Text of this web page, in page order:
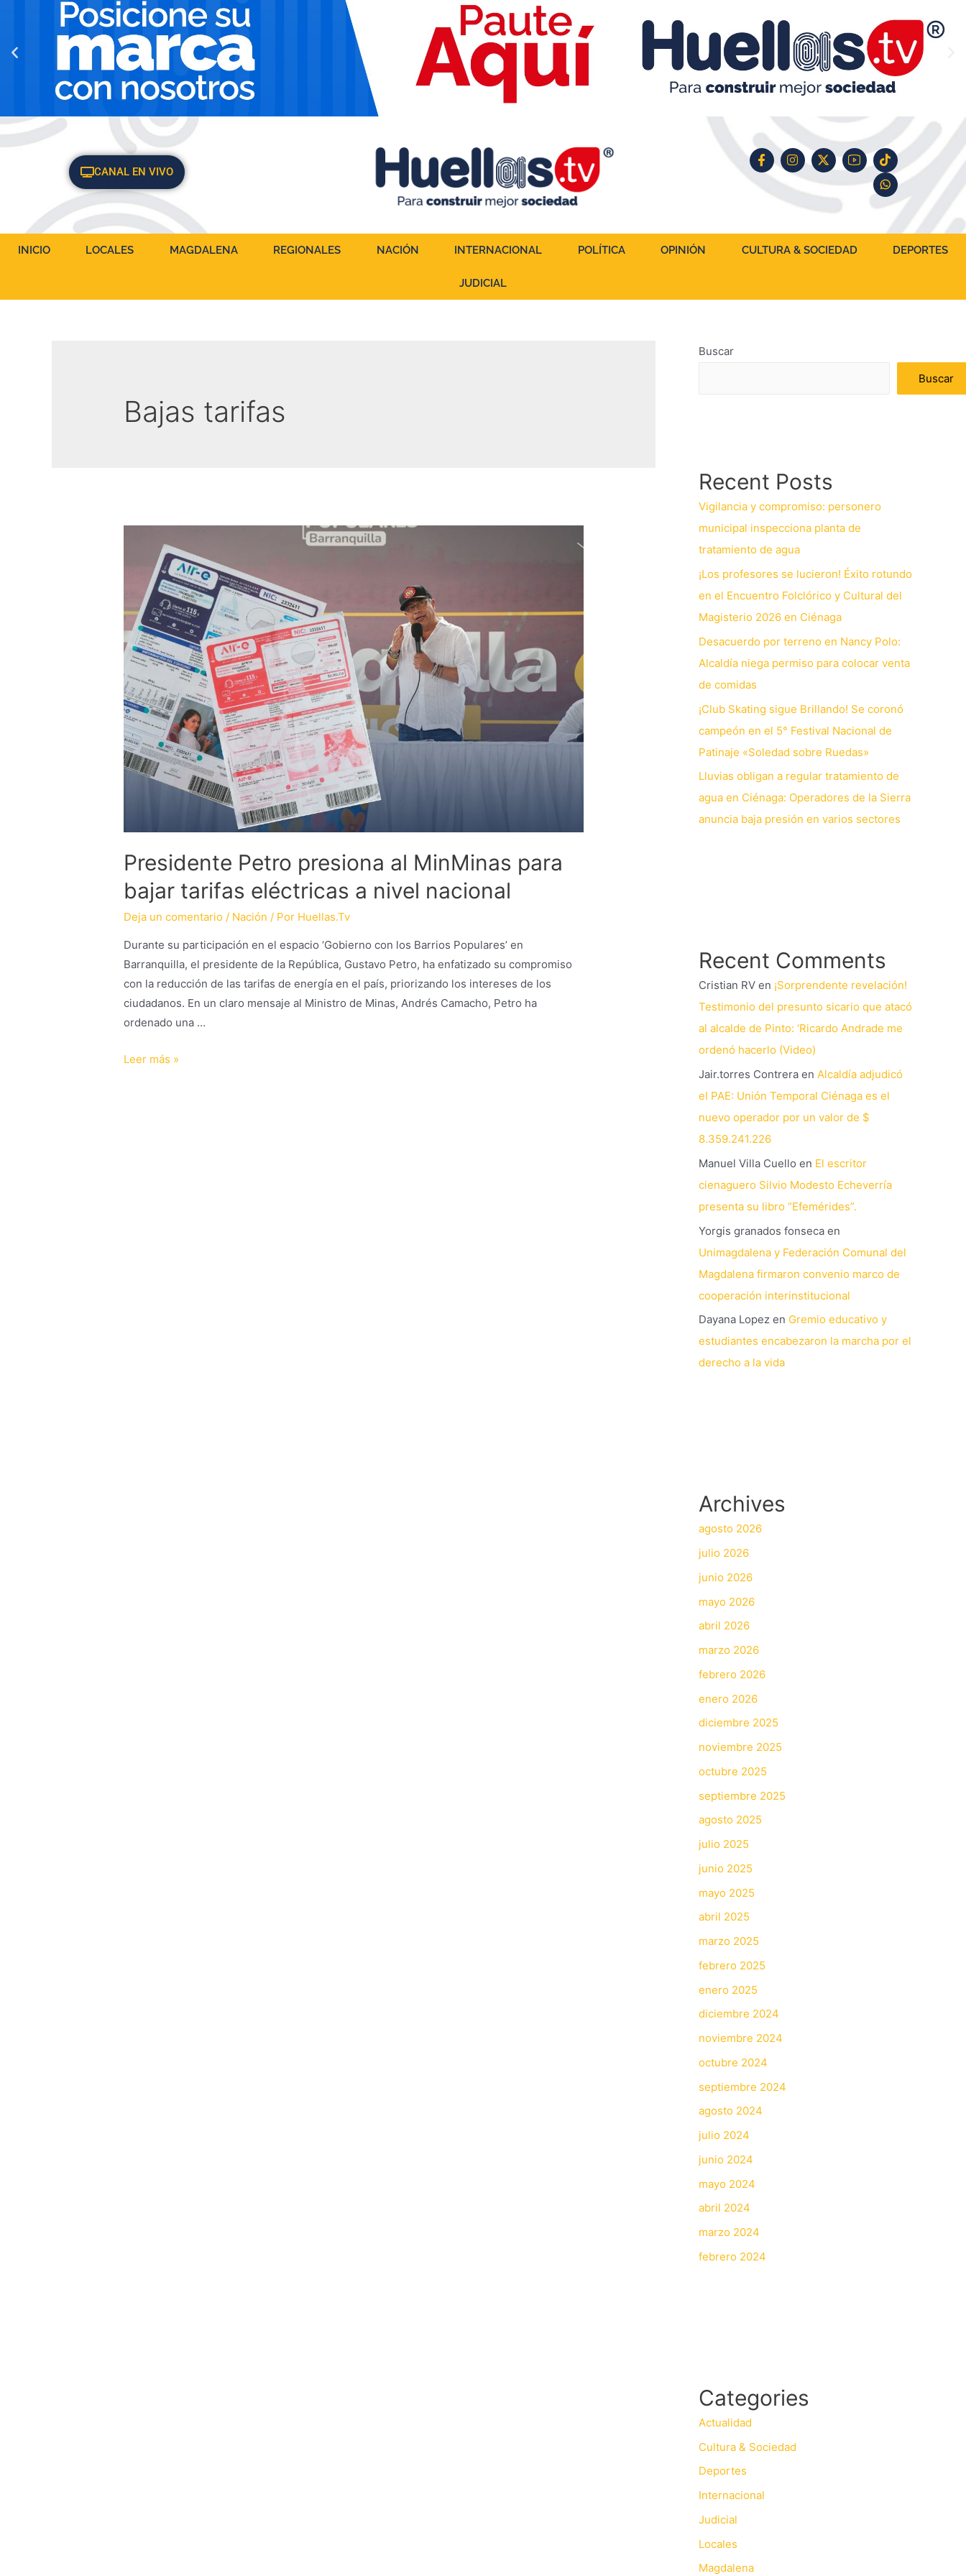
CANAL EN VIVO
INICIO LOCALES MAGDALENA REGIONALES NACIÓN INTERNACIONAL POLÍTICA OPINIÓN CULTURA & SOCIEDAD DEPORTES
JUDICIAL
Bajas tarifas
Presidente Petro presiona al MinMinas para
bajar tarifas eléctricas a nivel nacional
Deja un comentario / Nación / Por Huellas.Tv
Durante su participación en el espacio ‘Gobierno con los Barrios Populares’ en
Barranquilla, el presidente de la República, Gustavo Petro, ha enfatizado su compromiso
con la reducción de las tarifas de energía en el país, priorizando los intereses de los
ciudadanos. En un claro mensaje al Ministro de Minas, Andrés Camacho, Petro ha
ordenado una …
Leer más »
Buscar
Buscar
Recent Posts
Vigilancia y compromiso: personero
municipal inspecciona planta de
tratamiento de agua
¡Los profesores se lucieron! Éxito rotundo
en el Encuentro Folclórico y Cultural del
Magisterio 2026 en Ciénaga
Desacuerdo por terreno en Nancy Polo:
Alcaldía niega permiso para colocar venta
de comidas
¡Club Skating sigue Brillando! Se coronó
campeón en el 5° Festival Nacional de
Patinaje «Soledad sobre Ruedas»
Lluvias obligan a regular tratamiento de
agua en Ciénaga: Operadores de la Sierra
anuncia baja presión en varios sectores
Recent Comments
Cristian RV en ¡Sorprendente revelación!
Testimonio del presunto sicario que atacó
al alcalde de Pinto: ‘Ricardo Andrade me
ordenó hacerlo (Video)
Jair.torres Contrera en Alcaldía adjudicó
el PAE: Unión Temporal Ciénaga es el
nuevo operador por un valor de $
8.359.241.226
Manuel Villa Cuello en El escritor
cienaguero Silvio Modesto Echeverría
presenta su libro “Efemérides”.
Yorgis granados fonseca en
Unimagdalena y Federación Comunal del
Magdalena firmaron convenio marco de
cooperación interinstitucional
Dayana Lopez en Gremio educativo y
estudiantes encabezaron la marcha por el
derecho a la vida
Archives
agosto 2026
julio 2026
junio 2026
mayo 2026
abril 2026
marzo 2026
febrero 2026
enero 2026
diciembre 2025
noviembre 2025
octubre 2025
septiembre 2025
agosto 2025
julio 2025
junio 2025
mayo 2025
abril 2025
marzo 2025
febrero 2025
enero 2025
diciembre 2024
noviembre 2024
octubre 2024
septiembre 2024
agosto 2024
julio 2024
junio 2024
mayo 2024
abril 2024
marzo 2024
febrero 2024
Categories
Actualidad
Cultura & Sociedad
Deportes
Internacional
Judicial
Locales
Magdalena